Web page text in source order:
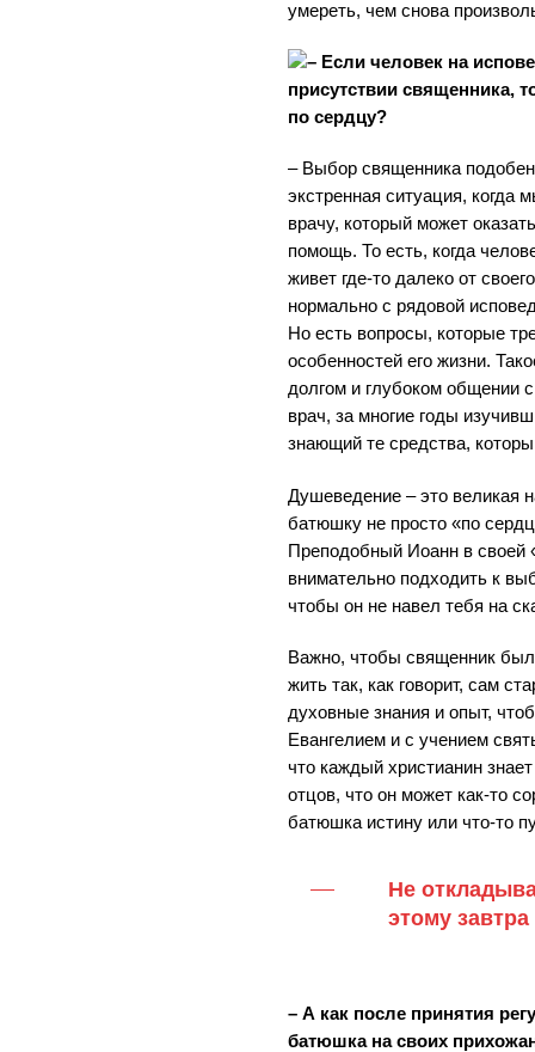
умереть, чем снова
– Если человек на
присутствии священника,
по сердцу?
– Выбор священника
экстренная ситуация,
врачу, который может
помощь. То есть, когда
живет где-то далеко от
нормально с рядовой
Но есть вопросы, которые
особенностей его жизни.
долгом и глубоком общении
врач, за многие годы
знающий те средства,
Душеведение – это великая
батюшку не просто «по
Преподобный Иоанн в своей
внимательно подходить к
чтобы он не навел тебя на
Важно, чтобы священник
жить так, как говорит, сам
духовные знания и опыт,
Евангелием и с учением
что каждый христианин
отцов, что он может как-то
батюшка истину или что-то
Не
этому завтра
– А как после принятия
батюшка на своих